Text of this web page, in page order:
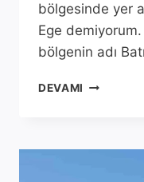
bölgesinde yer
Ege
bölgenin adı
DEVAMI DENIZLI